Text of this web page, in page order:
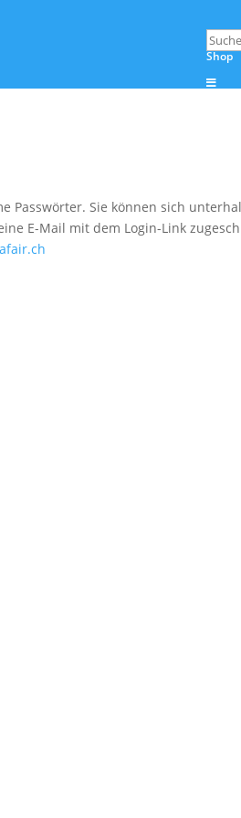
Shop
Passwörter. Sie können sich
E-Mail mit dem Login-Link